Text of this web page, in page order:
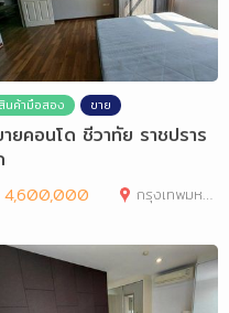
สินค้ามือสอง ขาย
ยคอนโด ชีวาทัย ราชปราร
4,600,000 กรุงเทพมหานคร